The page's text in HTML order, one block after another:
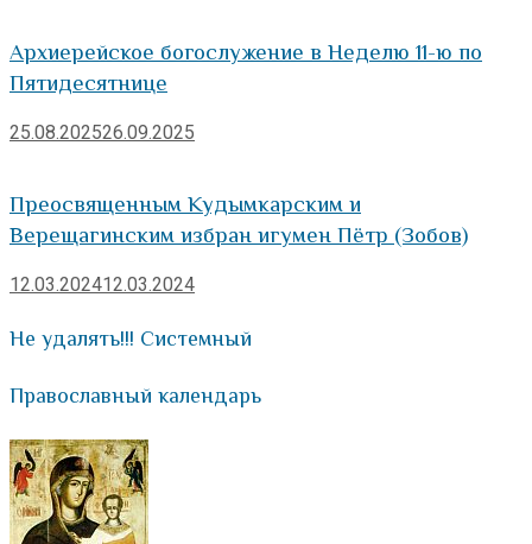
Архиерейское богослужение в Неделю 11-ю по
Пятидесятнице
25.08.202526.09.2025
Преосвященным Кудымкарским и
Верещагинским избран игумен Пётр (Зобов)
12.03.202412.03.2024
Не удалять!!! Системный
Православный календарь